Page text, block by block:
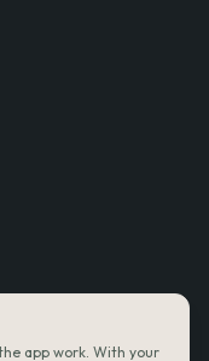
app work. With your